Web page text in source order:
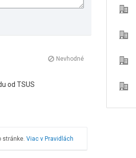
Nevhodné
od TSUS
stránke. Viac v Pravidlách